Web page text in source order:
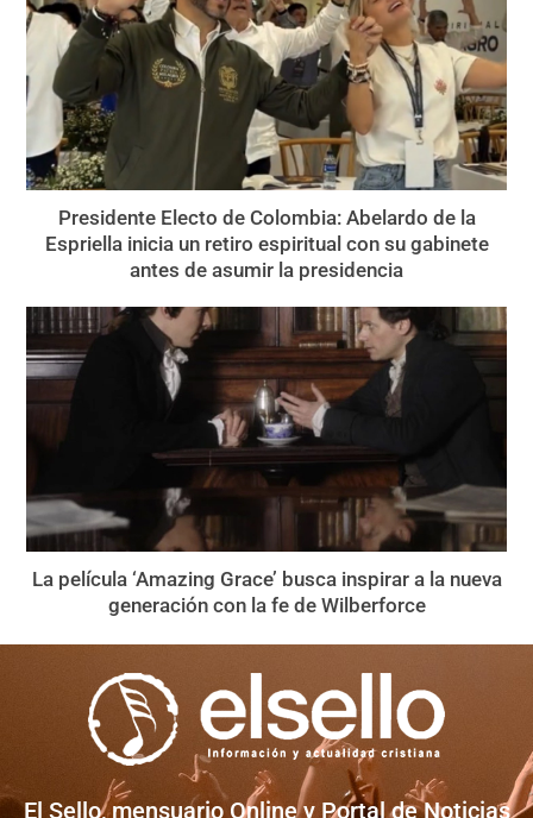
Presidente Electo de Colombia: Abelardo de la
Espriella inicia un retiro espiritual con su gabinete
antes de asumir la presidencia
La película ‘Amazing Grace’ busca inspirar a la nueva
generación con la fe de Wilberforce
El Sello, mensuario Online y Portal de Noticias